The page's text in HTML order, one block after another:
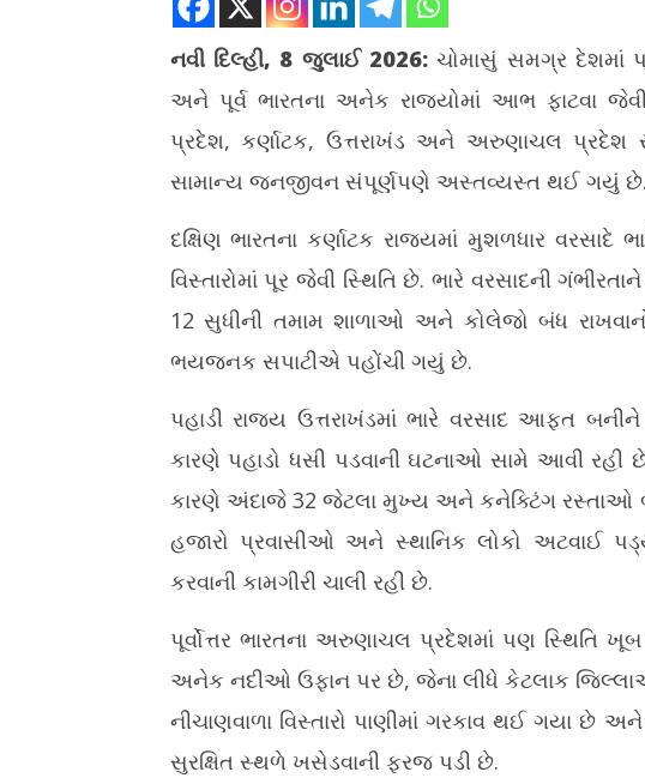
NOW VIEWING
દિલ્હી-UP અને હરિયાણામાં ધોધમાર
વરસાદ, ઉત્તરાખંડમાં ભૂસ્ખલનથી 32 રસ્તા
July
8,
ટેસ્ટ ક્રિકેટમાં ભારત માટે
લેનારા ટોચના 10 બોલરો
8,
2026
નવી દિલ્હી, 8 જુલાઈ 2026:ચોમાસું સમગ્ર દેશમાં
અને પૂર્વ ભારતના અનેક રાજ્યોમાં આભ ફાટવા જેવી
પ્રદેશ, કર્ણાટક, ઉત્તરાખંડ અને અરુણાચલ પ્રદેશ
સામાન્ય જનજીવન સંપૂર્ણપણે અસ્તવ્યસ્ત થઈ ગયું છે.
દક્ષિણ ભારતના કર્ણાટક રાજ્યમાં મુશળધાર વરસાદે
વિસ્તારોમાં પૂર જેવી સ્થિતિ છે. ભારે વરસાદની
12 સુધીની તમામ શાળાઓ અને કોલેજો બંધ
ભયજનક સપાટીએ પહોંચી ગયું છે.
પહાડી રાજ્ય ઉત્તરાખંડમાં ભારે વરસાદ આફત
કારણે પહાડો ધસી પડવાની ઘટનાઓ સામે આવી રહી
કારણે અંદાજે 32 જેટલા મુખ્ય અને કનેક્ટિંગ રસ્તાઓ
હજારો પ્રવાસીઓ અને સ્થાનિક લોકો અટવાઈ
કરવાની કામગીરી ચાલી રહી છે.
પૂર્વોત્તર ભારતના અરુણાચલ પ્રદેશમાં પણ સ્થિતિ
અનેક નદીઓ ઉફાન પર છે, જેના લીધે કેટલાક
નીચાણવાળા વિસ્તારો પાણીમાં ગરકાવ થઈ ગયા છે
સુરક્ષિત સ્થળે ખસેડવાની ફરજ પડી છે.